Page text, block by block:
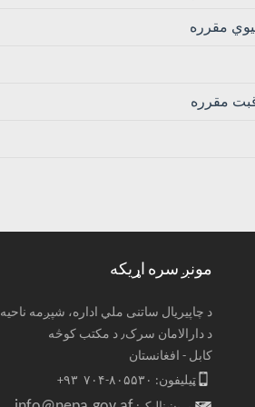
مقرره
مقرره
مونږ سره اړیکه
د چاپیریال ساتنی ملي اداره، شپږمه ناحیه
د دارالامان سرک٫ د مکتب کوڅه
کابل - افغانستان
ټیلیفون: ۸۰۵۵۳۰-۷۰۴ ۹۳+